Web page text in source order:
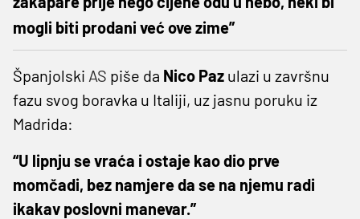
mogli biti prodani već ove zime”
Španjolski AS piše da Nico Paz ulazi u završnu
fazu svog boravka u Italiji, uz jasnu poruku iz
Madrida:
“U lipnju se vraća i ostaje kao dio prve
momčadi, bez namjere da se na njemu radi
ikakav poslovni manevar.”